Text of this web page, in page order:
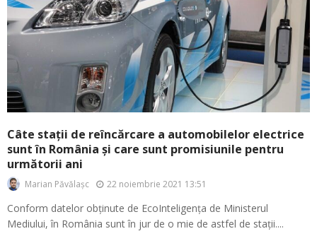
Câte stații de reîncărcare a automobilelor electrice
sunt în România și care sunt promisiunile pentru
următorii ani
Marian Păvălașc 22 noiembrie 2021 13:51
Conform datelor obținute de EcoInteligența de Ministerul
Mediului, în România sunt în jur de o mie de astfel de stații....